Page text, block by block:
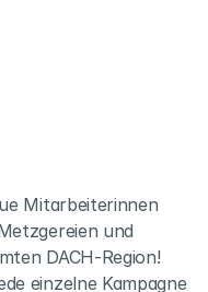
Mitarbeiterinnen
und
DACH-Region!
einzelne Kampagne